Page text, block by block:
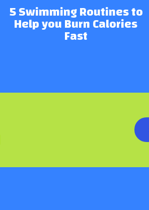
5 Swimming Routines to
Help you Burn Calories
Fast